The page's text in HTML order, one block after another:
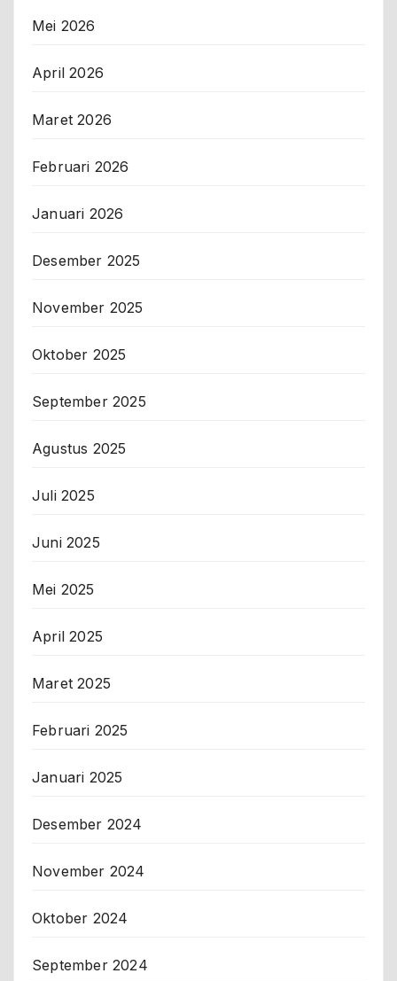
Mei 2026
April 2026
Maret 2026
Februari 2026
Januari 2026
Desember 2025
November 2025
Oktober 2025
September 2025
Agustus 2025
Juli 2025
Juni 2025
Mei 2025
April 2025
Maret 2025
Februari 2025
Januari 2025
Desember 2024
November 2024
Oktober 2024
September 2024